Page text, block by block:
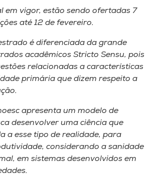
em vigor, estão sendo ofertadas 7
até 12 de fevereiro.
é diferenciada da grande
acadêmicos Stricto Sensu, pois
relacionadas a características
primária que dizem respeito a
apresenta um modelo de
desenvolver uma ciência que
a esse tipo de realidade, para
considerando a sanidade
em sistemas desenvolvidos em